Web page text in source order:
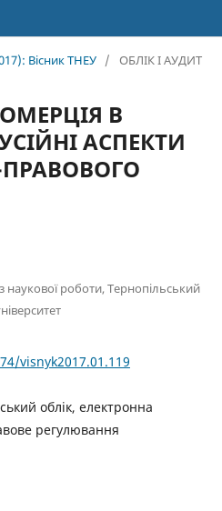
Вісник ТНЕУ / ОБЛІК І АУДИТ
В
АСПЕКТИ
роботи, Тернопільський
visnyk2017.01.119
облік, електронна
регулювання